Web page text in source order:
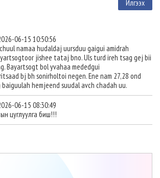
06-15 10:50:56
namaa hudaldaj uursduu gaigui amidrah
jishee tataj bno. Uls turd ireh tsag gej bii
Bayartsogt bol yvahaa mededgui
bj bh sonirholtoi negen. Ene nam 27,28 ond
hemjeend suudal avch chadah uu.
06-15 08:30:49
цуглуулга биш!!!